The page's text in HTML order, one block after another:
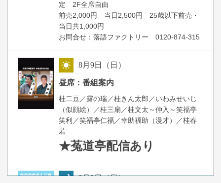
定 2F全席自由
前売2,000円 当日2,500円 25歳以下前売・
当日共1,000円
お問合せ：落語ファクトリー 0120-874-315
8月9日（日）
昼席：番組案内
桂二豆／露の瑞／桂きん太郎／いわみせいじ
（似顔絵）／桂三扇／桂文太～仲入～笑福亭
笑利／笑福亭仁福／幸助福助（漫才）／桂春
若
★菟道亭配信あり
8月9日（日）